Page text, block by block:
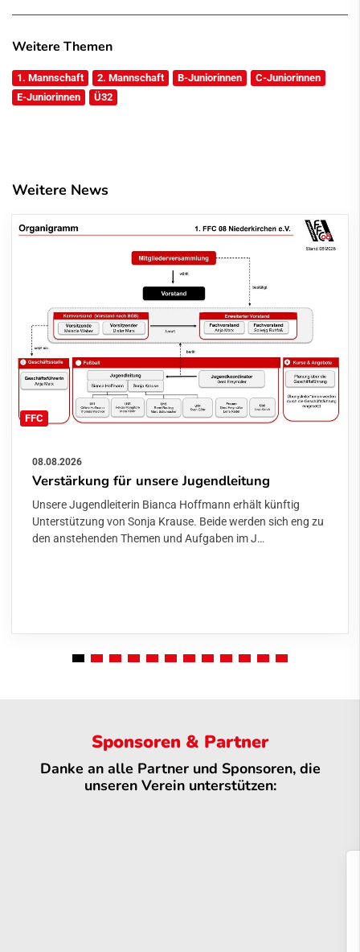
Weitere Themen
1. Mannschaft 2. Mannschaft B-Juniorinnen
C-Juniorinnen
E-Juniorinnen
Ü32
Weitere News
FFC
08.08.2026
Verstärkung für unsere Jugendleitung
Unsere Jugendleiterin Bianca Hoffmann erhält künftig
Unterstützung von Sonja Krause. Beide werden sich eng zu
den anstehenden Themen und Aufgaben im J…
Sponsoren & Partner
Danke an alle Partner und Sponsoren, die
unseren Verein unterstützen: